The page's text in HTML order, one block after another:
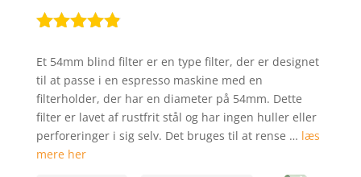
som4.8
ud af 5
baseret på
kundebedø
mmelser
Et 54mm blind filter er en type filter, der er designet
til at passe i en espresso maskine med en
filterholder, der har en diameter på 54mm. Dette
filter er lavet af rustfrit stål og har ingen huller eller
perforeringer i sig selv. Det bruges til at rense … læs
mere her